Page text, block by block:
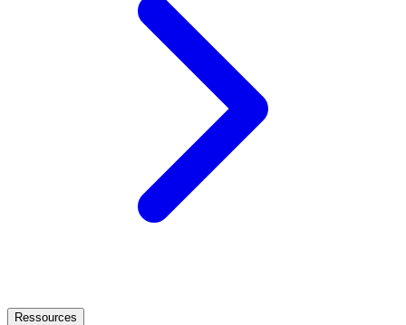
Ressources